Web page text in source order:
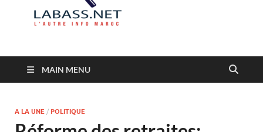
MAIN MENU
A LA UNE / POLITIQUE